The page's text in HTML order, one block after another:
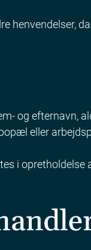
henvendelser,
og efternavn,
eller
i